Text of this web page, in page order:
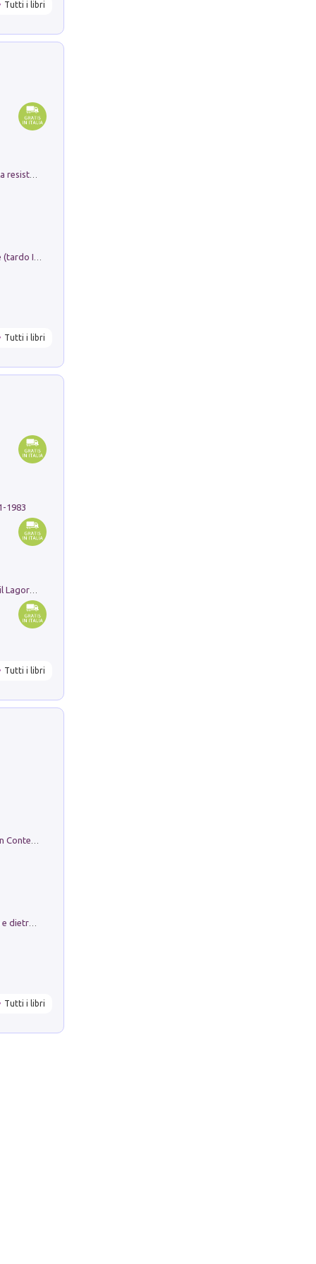
Tutti i libri
Tutti i libri
1983
Tutti i libri
Tutti i libri